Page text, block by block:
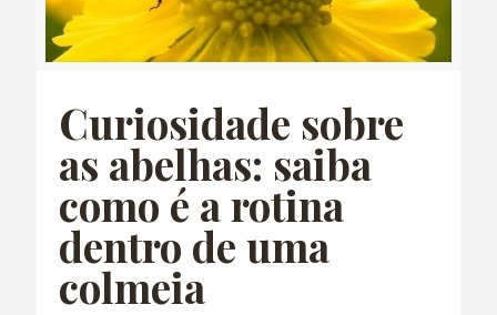
Curiosidade sobre
as abelhas: saiba
como é a rotina
dentro de uma
colmeia